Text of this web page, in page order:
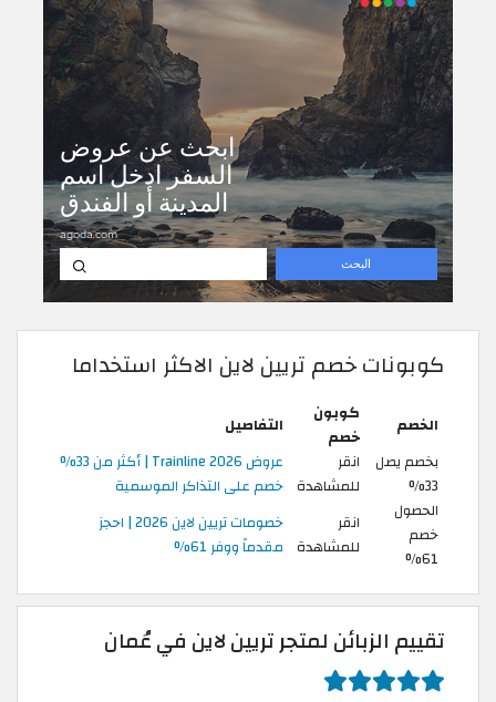
كوبونات خصم تريين لاين الاكثر استخداما
الخصم
كوبون
خصم
التفاصيل
بخصم يصل
33%
انقر
للمشاهدة
عروض Trainline 2026 | أكثر من 33%
خصم على التذاكر الموسمية
الحصول
خصم
61%
انقر
للمشاهدة
خصومات تريين لاين 2026 | احجز
مقدماً ووفر 61%
تقييم الزبائن لمتجر تريين لاين في عُمان